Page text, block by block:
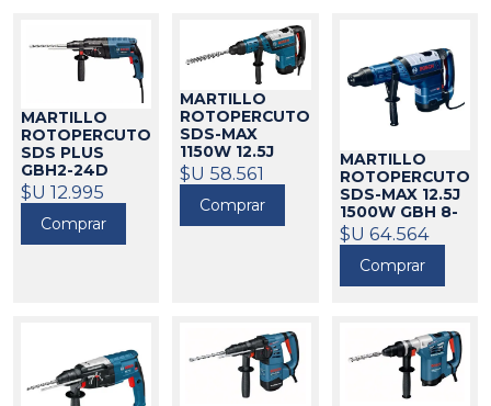
MARTILLO
ROTOPERCUTOR
SDS PLUS
GBH2-24D
BOSCH21090
$U 12.995
Comprar
MARTILLO
ROTOPERCUTOR
SDS-MAX
1150W 12.5J
GBH 8-45D
BOSCH21006
$U 58.561
Comprar
MARTILLO
ROTOPERCUTOR
SDS-MAX 12.5J
1500W GBH 8-
45DV BOSCH
21104
$U 64.564
Comprar